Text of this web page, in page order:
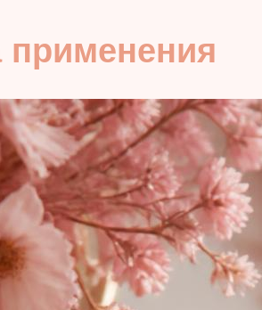
применения